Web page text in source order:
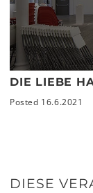
DIE LIEBE
Posted 16.6.2021
DIESE